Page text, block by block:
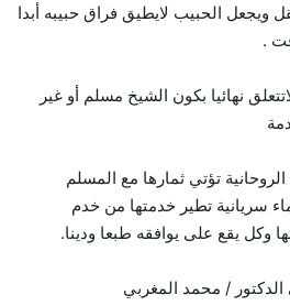
ويجعل الحبيب لايطيق فراق حبيبه أبدا
.
نهائيا بكون الشيخ مسلم أو غير
تؤتي ثمارها مع المسلم
سريانية تطير خدمتها من خدم
وكل يقع على يوافقه طبعا ودينا.
/ محمد المغربي